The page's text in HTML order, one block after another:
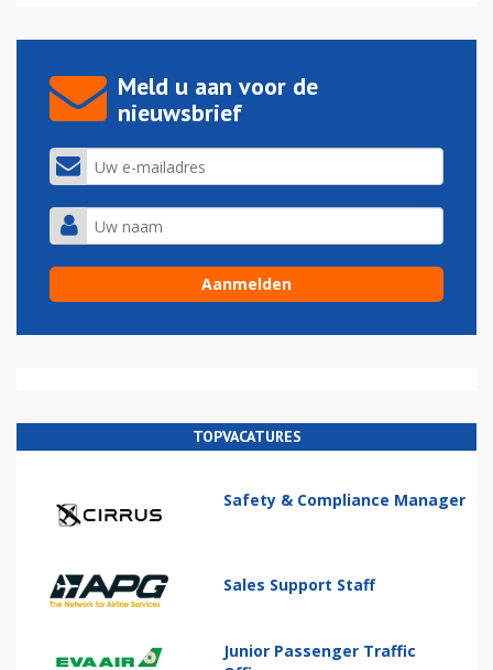
Meld u aan voor de
nieuwsbrief
TOPVACATURES
Safety & Compliance Manager
Sales Support Staff
Junior Passenger Traffic